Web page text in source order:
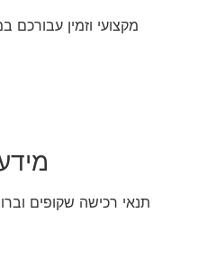
מקצועי וזמין עבורכם
תנאי רכישה שקופים